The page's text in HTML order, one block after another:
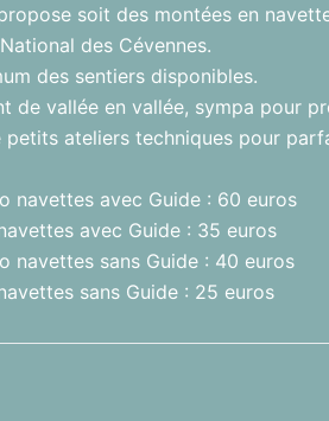
soit des montées en
des Cévennes.
des sentiers disponibles.
de vallée en vallée, sympa pour
petits ateliers techniques pour
navettes avec Guide : 60 euros
avec Guide : 35 euros
navettes sans Guide : 40 euros
sans Guide : 25 euros